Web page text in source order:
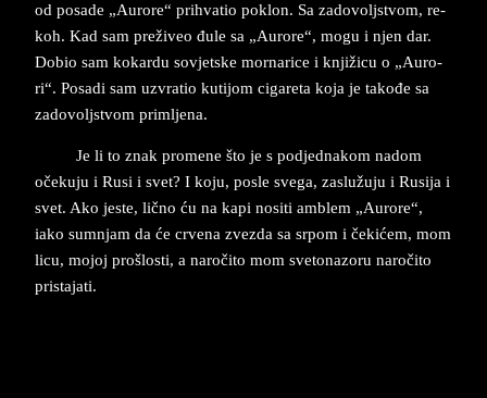
od po­sa­de „Au­ro­re“ pri­hva­tio po­klon. Sa za­do­voljstvom, re­
koh. Kad sam preživeo đule sa „Au­ro­re“, mogu i njen dar.
Do­bio sam ko­kar­du so­vjet­ske mor­na­ri­ce i knji­žicu o „Au­ro­
ri“. Po­sa­di sam uz­vra­tio ku­ti­jom ci­ga­re­ta koja je takođe sa
za­do­voljstvom primljena.
Je li to ­znak ­pro­me­ne­ što ­je s pod­jed­na­kom na­dom
očeku­ju i Rusi i svet? I koju, po­sle sve­ga, za­služuju i Ru­si­ja i
svet. Ako je­ste, lično ću na kapi no­si­ti am­blem „Au­ro­re“,
iako sum­njam da će cr­ve­na zve­zda ­sa sr­pom i čekićem, mom
licu, mo­joj pro­šlo­sti, a naročito mom sve­to­na­zo­ru naročito
pri­sta­ja­ti.